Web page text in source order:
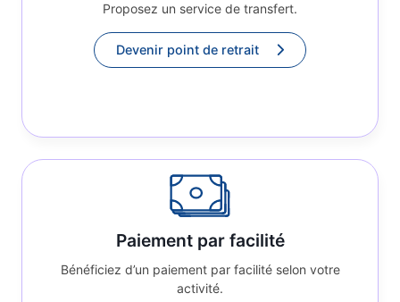
Proposez un service de transfert.
Devenir point de retrait
Paiement par facilité
Bénéficiez d’un paiement par facilité selon votre
activité.